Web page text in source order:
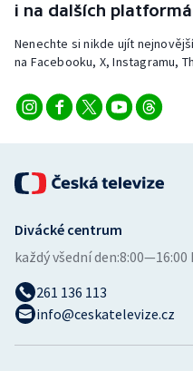
i na dalších
Nenechte si nikde ujít
na Facebooku, X, Instagramu,
Divácké centrum
každý všední den:8:00—16:00
261 136 113
info@ceskatelevize.cz